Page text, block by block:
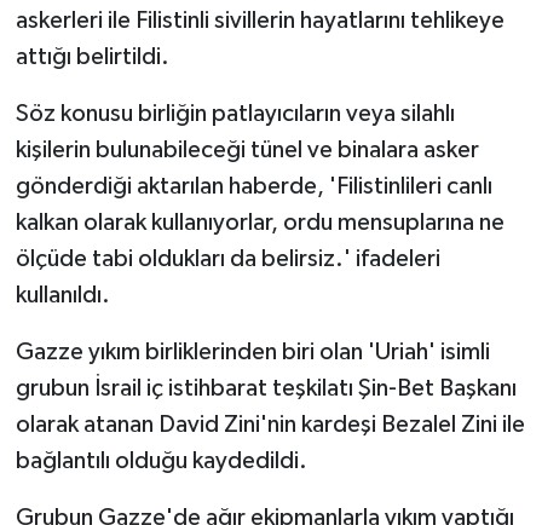
askerleri ile Filistinli sivillerin hayatlarını tehlikeye
attığı belirtildi.
Söz konusu birliğin patlayıcıların veya silahlı
kişilerin bulunabileceği tünel ve binalara asker
gönderdiği aktarılan haberde, 'Filistinlileri canlı
kalkan olarak kullanıyorlar, ordu mensuplarına ne
ölçüde tabi oldukları da belirsiz.' ifadeleri
kullanıldı.
Gazze yıkım birliklerinden biri olan 'Uriah' isimli
grubun İsrail iç istihbarat teşkilatı Şin-Bet Başkanı
olarak atanan David Zini'nin kardeşi Bezalel Zini ile
bağlantılı olduğu kaydedildi.
Grubun Gazze'de ağır ekipmanlarla yıkım yaptığı